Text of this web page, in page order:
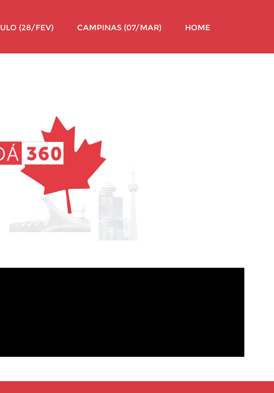
(28/FEV) CAMPINAS (07/MAR) HOME